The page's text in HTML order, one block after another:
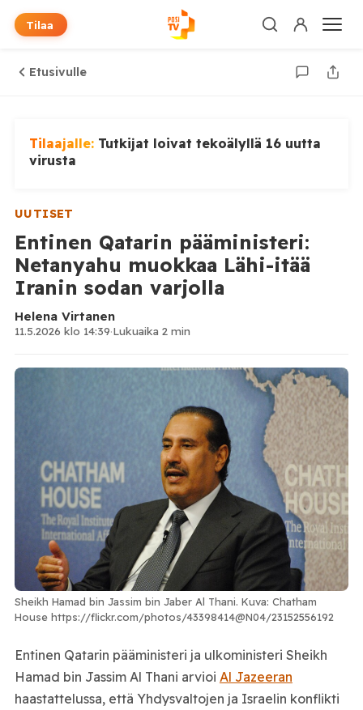
Tilaa
Etusivulle
Tilaajalle: Tutkijat loivat tekoälyllä 16 uutta
virusta
UUTISET
Entinen Qatarin pääministeri:
Netanyahu muokkaa Lähi-itää
Iranin sodan varjolla
Helena Virtanen
11.5.2026 klo 14:39·Lukuaika 2 min
Sheikh Hamad bin Jassim bin Jaber Al Thani. Kuva: Chatham
House https://flickr.com/photos/43398414@N04/23152556192
Entinen Qatarin pääministeri ja ulkoministeri Sheikh
Hamad bin Jassim Al Thani arvioi Al Jazeeran
haastattelussa, että Yhdysvaltojen ja Israelin konflikti